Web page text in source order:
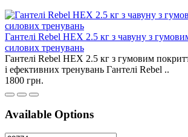
Гантелі Rebel HEX 2.5 кг з чавуну з
силових тренувань
Гантелі Rebel HEX 2.5 кг з гумовим
і ефективних тренувань Гантелі Rebel ..
1800 грн.
Available Options